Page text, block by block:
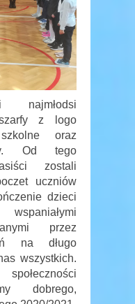
najmłodsi
z logo
oraz
Od tego
zostali
uczniów
dzieci
przez
na długo
wszystkich.
dobrego,